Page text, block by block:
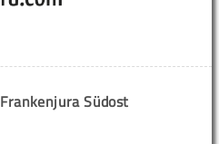
Frankenjura Südost